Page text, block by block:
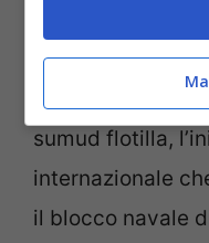
israeliano che
attacchi aerei e
forze di terra
sumud flotilla,
internazionale
il blocco navale